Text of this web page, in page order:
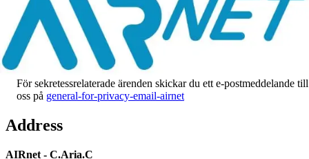
Gå till regler och villkor för OnePortal
Gå till juridisk information
Gå till sekretessmeddelande
Gå till cookiepolicy
Gå till landspecifika meddelanden
För sekretessrelaterade ärenden skickar du ett e-postmeddelande till
oss på general-for-privacy-email-airnet
Address
AIRnet - C.Aria.C